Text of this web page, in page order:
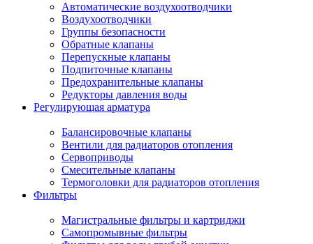
Автоматические воздухоотводчики
Воздухоотводчики
Группы безопасности
Обратные клапаны
Перепускные клапаны
Подпиточные клапаны
Предохранительные клапаны
Редукторы давления воды
Регулирующая арматура
Балансировочные клапаны
Вентили для радиаторов отопления
Сервоприводы
Смесительные клапаны
Термоголовки для радиаторов отопления
Фильтры
Магистральные фильтры и картриджи
Самопромывные фильтры